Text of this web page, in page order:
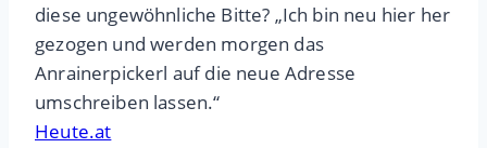
diese ungewöhnliche Bitte? „Ich bin neu hier her
gezogen und werden morgen das
Anrainerpickerl auf die neue Adresse
umschreiben lassen.“
Heute.at